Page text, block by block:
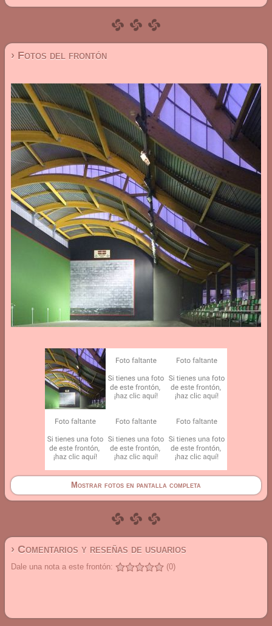
› Fotos del frontón
Mostrar fotos en pantalla completa
› Comentarios y reseñas de usuarios
Dale una nota a este frontón: (0)